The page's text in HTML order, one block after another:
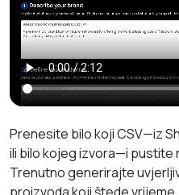
Prenesite bilo koji CSV—iz
ili bilo kojeg izvora—i pustite
Trenutno generirajte